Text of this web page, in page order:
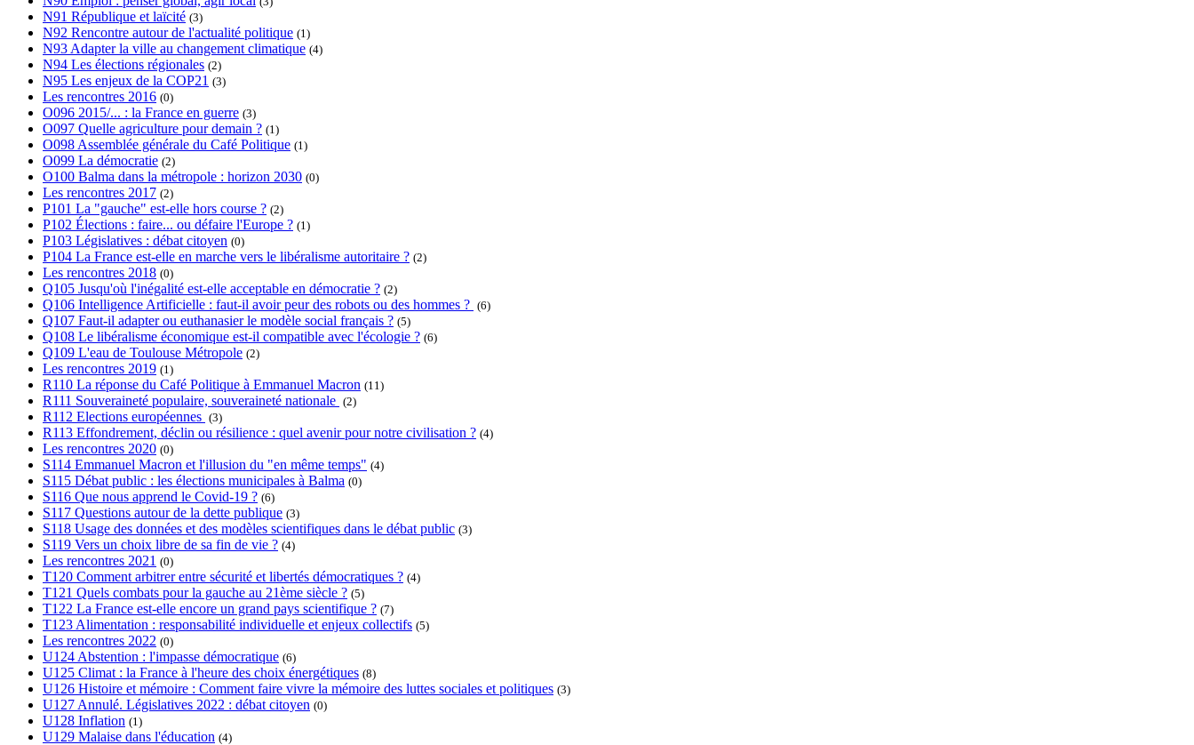
N91 République et laïcité (3)
N92 Rencontre autour de l'actualité politique (1)
N93 Adapter la ville au changement climatique (4)
N94 Les élections régionales (2)
N95 Les enjeux de la COP21 (3)
Les rencontres 2016 (0)
O096 2015/... : la France en guerre (3)
O097 Quelle agriculture pour demain ? (1)
O098 Assemblée générale du Café Politique (1)
O099 La démocratie (2)
O100 Balma dans la métropole : horizon 2030 (0)
Les rencontres 2017 (2)
P101 La "gauche" est-elle hors course ? (2)
P102 Élections : faire... ou défaire l'Europe ? (1)
P103 Législatives : débat citoyen (0)
P104 La France est-elle en marche vers le libéralisme autoritaire ? (2)
Les rencontres 2018 (0)
Q105 Jusqu'où l'inégalité est-elle acceptable en démocratie ? (2)
Q106 Intelligence Artificielle : faut-il avoir peur des robots ou des hommes ? (6)
Q107 Faut-il adapter ou euthanasier le modèle social français ? (5)
Q108 Le libéralisme économique est-il compatible avec l'écologie ? (6)
Q109 L'eau de Toulouse Métropole (2)
Les rencontres 2019 (1)
R110 La réponse du Café Politique à Emmanuel Macron (11)
R111 Souveraineté populaire, souveraineté nationale (2)
R112 Elections européennes (3)
R113 Effondrement, déclin ou résilience : quel avenir pour notre civilisation ? (4)
Les rencontres 2020 (0)
S114 Emmanuel Macron et l'illusion du "en même temps" (4)
S115 Débat public : les élections municipales à Balma (0)
S116 Que nous apprend le Covid-19 ? (6)
S117 Questions autour de la dette publique (3)
S118 Usage des données et des modèles scientifiques dans le débat public (3)
S119 Vers un choix libre de sa fin de vie ? (4)
Les rencontres 2021 (0)
T120 Comment arbitrer entre sécurité et libertés démocratiques ? (4)
T121 Quels combats pour la gauche au 21ème siècle ? (5)
T122 La France est-elle encore un grand pays scientifique ? (7)
T123 Alimentation : responsabilité individuelle et enjeux collectifs (5)
Les rencontres 2022 (0)
U124 Abstention : l'impasse démocratique (6)
U125 Climat : la France à l'heure des choix énergétiques (8)
U126 Histoire et mémoire : Comment faire vivre la mémoire des luttes sociales et politiques (3)
U127 Annulé. Législatives 2022 : débat citoyen (0)
U128 Inflation (1)
U129 Malaise dans l'éducation (4)